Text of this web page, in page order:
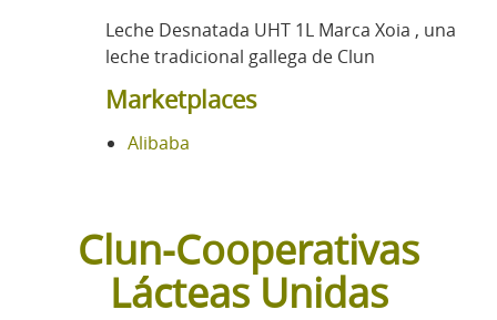
Leche Desnatada UHT 1L Marca Xoia , una
leche tradicional gallega de Clun
Marketplaces
Alibaba
Clun-Cooperativas
Lácteas Unidas